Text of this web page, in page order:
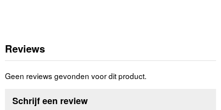
Reviews
Geen reviews gevonden voor dit product.
Schrijf een review